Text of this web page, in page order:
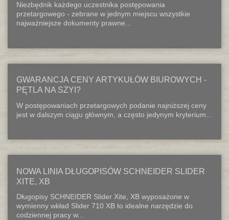
Niezbędnik każdego uczestnika postępowania
przetargowego - zebrane w jednym miejscu wszystkie
najważniejsze dokumenty prawne...
GWARANCJA CENY ARTYKUŁÓW BIUROWYCH -
PĘTLA NA SZYI?
W postępowaniach przetargowych podanie najniższej ceny
jest w dalszym ciągu głównym, a często jedynym kryterium...
NOWA LINIA DŁUGOPISÓW SCHNEIDER SLIDER
XITE, XB
Długopisy SCHNEIDER Slider Xite, XB wyposażone w
wymienny wkład Slider 710 XB to idealne narzędzie do
codziennej pracy w...